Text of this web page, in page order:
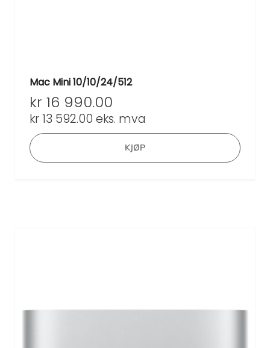
Mac Mini 10/10/24/512
kr 16 990.00
kr13 592.00 eks. mva
KJØP